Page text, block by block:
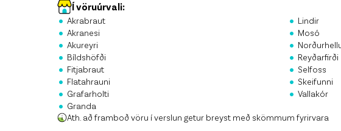
Krónan Public API
Skrá á póstlista
Í vöruúrvali:
• Akrabraut
• Akranesi
• Akureyri
• Bíldshöfði
• Fitjabraut
• Flatahrauni
• Grafarholti
• Granda
• Lindir
• Mosó
•
• Reyðarfirði
• Selfoss
• Skeifunni
• Vallakór
Ath. að framboð vöru í verslun getur breyst með skömmum fyrirvara